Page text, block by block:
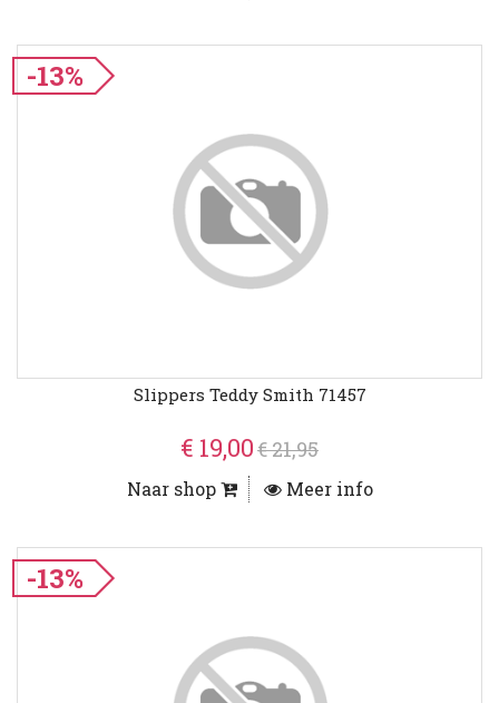
-13%
Slippers Teddy Smith 71457
€ 19,00€ 21,95
Naar shop Meer info
-13%